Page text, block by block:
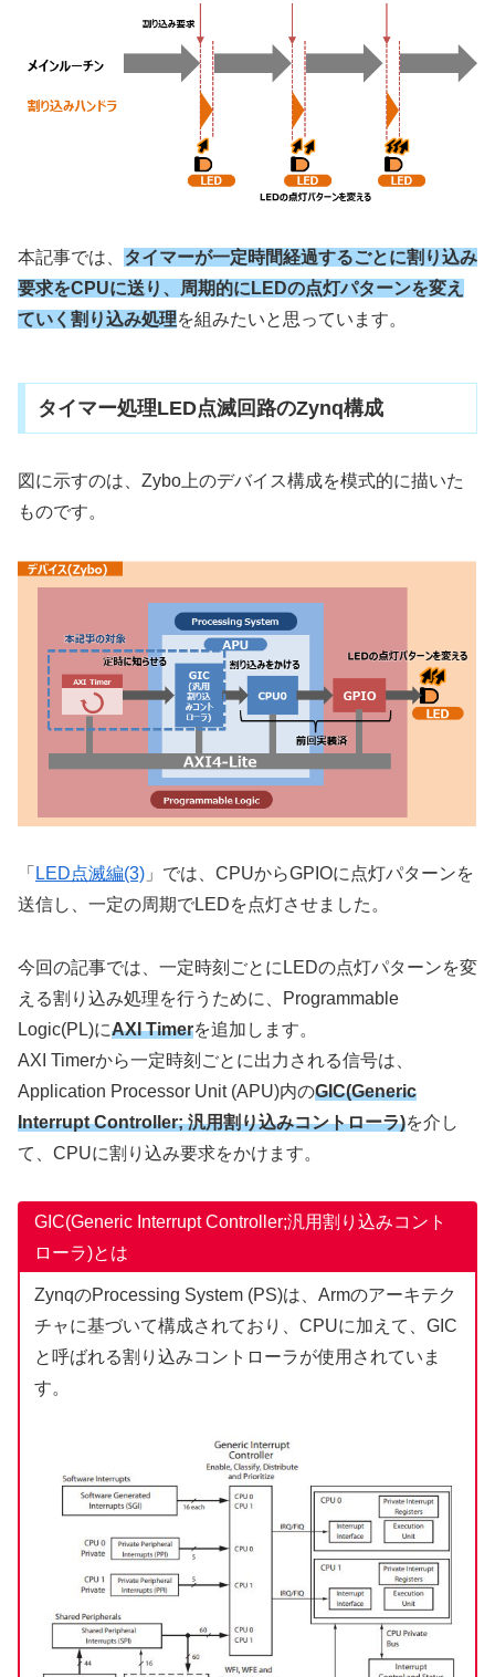
本記事では、 タイマーが一定時間経過するごとに割り込み
要求をCPUに送り、周期的にLEDの点灯パターンを変え
ていく割り込み処理を組みたいと思っています。
タイマー処理LED点滅回路のZynq構成
図に示すのは、Zybo上のデバイス構成を模式的に描いた
ものです。
「 LED点滅編(3) 」では、CPUからGPIOに点灯パターンを
送信し、一定の周期でLEDを点灯させました。
今回の記事では、一定時刻ごとにLEDの点灯パターンを変
える割り込み処理を行うために、Programmable
Logic(PL)にAXI Timerを追加します。
AXI Timerから一定時刻ごとに出力される信号は、
Application Processor Unit (APU)内のGIC(Generic
Interrupt Controller; 汎用割り込みコントローラ)を介し
て、CPUに割り込み要求をかけます。
GIC(Generic Interrupt Controller;汎用割り込みコント
ローラ)とは
ZynqのProcessing System (PS)は、Armのアーキテク
チャに基づいて構成されており、CPUに加えて、GIC
と呼ばれる割り込みコントローラが使用されていま
す。